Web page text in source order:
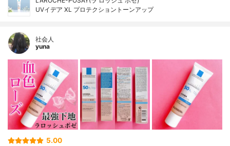
UVイデア XL プロテクショントーンアップ
社会人
yuna
5.00